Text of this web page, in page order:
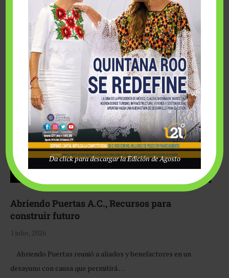
Fairmont Mayakoba y Make-A-Wish México unieron
esfuerzos para hacer realidad el deseo de una …
Abriendo Puertas A.C., Recursos para
construir futuro
1 julio, 2026
Abriendo Puertas reunió a aliados y benefactores en un
desayuno con causa que permitirá …
Da click para descargar la Edición de Agosto